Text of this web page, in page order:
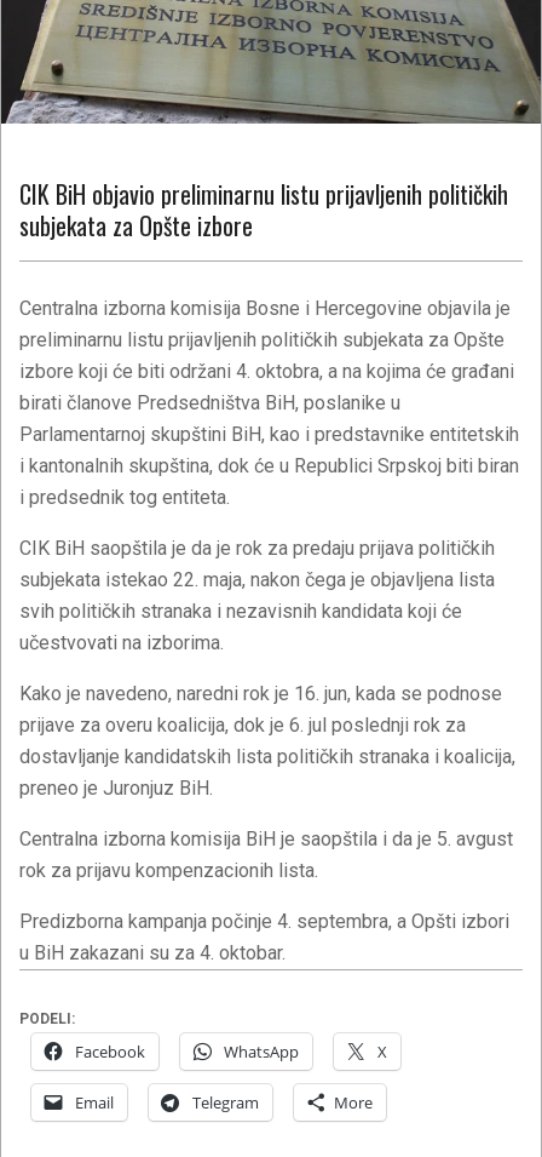
CIK BiH objavio preliminarnu listu prijavljenih političkih
subjekata za Opšte izbore
Centralna izborna komisija Bosne i Hercegovine objavila je
preliminarnu listu prijavljenih političkih subjekata za Opšte
izbore koji će biti održani 4. oktobra, a na kojima će građani
birati članove Predsedništva BiH, poslanike u
Parlamentarnoj skupštini BiH, kao i predstavnike entitetskih
i kantonalnih skupština, dok će u Republici Srpskoj biti biran
i predsednik tog entiteta.
CIK BiH saopštila je da je rok za predaju prijava političkih
subjekata istekao 22. maja, nakon čega je objavljena lista
svih političkih stranaka i nezavisnih kandidata koji će
učestvovati na izborima.
Kako je navedeno, naredni rok je 16. jun, kada se podnose
prijave za overu koalicija, dok je 6. jul poslednji rok za
dostavljanje kandidatskih lista političkih stranaka i koalicija,
preneo je Juronjuz BiH.
Centralna izborna komisija BiH je saopštila i da je 5. avgust
rok za prijavu kompenzacionih lista.
Predizborna kampanja počinje 4. septembra, a Opšti izbori
u BiH zakazani su za 4. oktobar.
PODELI:
Facebook WhatsApp X
Email Telegram More